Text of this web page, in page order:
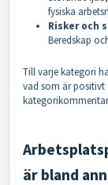
fysiska
Risker och
Beredskap
Till varje kategori
vad som är positivt
är bland